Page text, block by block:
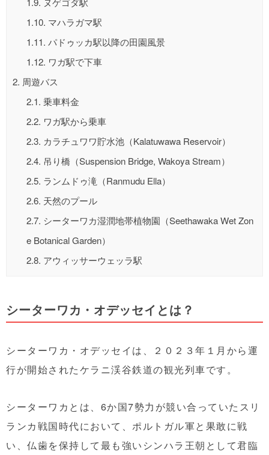
1.10. マハラガマ駅
1.11. パドゥッカ駅以降の田園風景
1.12. ワガ駅で下車
2. 周遊バス
2.1. 乗車料金
2.2. ワガ駅から乗車
2.3. カラチュワワ貯水池（Kalatuwawa Reservoir）
2.4. 吊り橋（Suspension Bridge, Wakoya Stream）
2.5. ランムドゥ滝（Ranmudu Ella）
2.6. 天然のプール
2.7. シーターワカ湿潤地帯植物園（Seethawaka Wet Zon
e Botanical Garden）
2.8. アウィッサーウェッラ駅
シーターワカ・オデッセイとは？
シーターワカ・オデッセイは、２０２３年１月から運
行が開始されたケラニ渓谷鉄道の観光列車です。
シーターワカとは、6か国7勢力が競い合っていたスリ
ランカ戦国時代において、ポルトガル軍と果敢に戦
い、仏歯を保持して最も強いシンハラ王朝として君臨